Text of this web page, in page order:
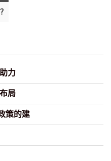
力
局
策的建